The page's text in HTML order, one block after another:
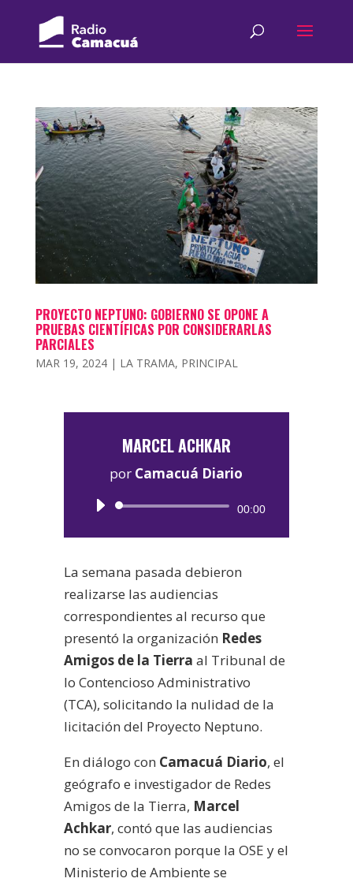
PROYECTO NEPTUNO: GOBIERNO SE OPONE A
PRUEBAS CIENTÍFICAS POR CONSIDERARLAS
PARCIALES
MAR 19, 2024| LA TRAMA, PRINCIPAL
MARCEL ACHKAR
por Camacuá Diario
Reproductor
00:00
La semana pasada debieron
realizarse las audiencias
correspondientes al recurso que
presentó la organización Redes
Amigos de la Tierra al Tribunal de
lo Contencioso Administrativo
(TCA), solicitando la nulidad de la
licitación del Proyecto Neptuno.
En diálogo con Camacuá Diario, el
geógrafo e investigador de Redes
Amigos de la Tierra, Marcel
Achkar, contó que las audiencias
no se convocaron porque la OSE y el
Ministerio de Ambiente se